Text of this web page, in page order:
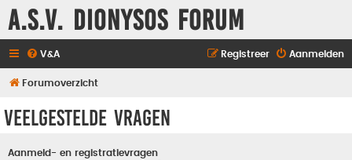
A.S.V. Dionysos Forum
V&A Aanmelden
Registreer
Forumoverzicht
Veelgestelde vragen
Aanmeld- en registratievragen